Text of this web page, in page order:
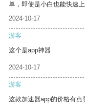
单，即使是小白也能快速上
2024-10-17
游客
这个是app神器
2024-10-17
游客
这款加速器app的价格有点